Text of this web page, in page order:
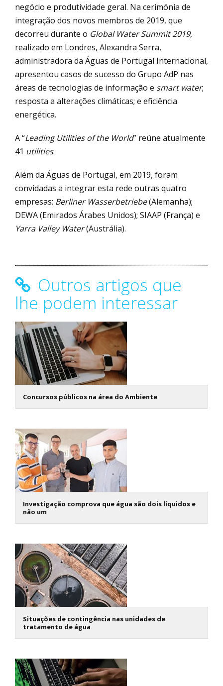
negócio e produtividade geral. Na cerimónia de
integração dos novos membros de 2019, que
decorreu durante o Global Water Summit 2019,
realizado em Londres, Alexandra Serra,
administradora da Águas de Portugal Internacional,
apresentou casos de sucesso do Grupo AdP nas
áreas de tecnologias de informação e smart water;
resposta a alterações climáticas; e eficiência
energética.
A “Leading Utilities of the World” reúne atualmente
41 utilities.
Além da Águas de Portugal, em 2019, foram
convidadas a integrar esta rede outras quatro
empresas: Berliner Wasserbetriebe(Alemanha);
DEWA (Emirados Árabes Unidos); SIAAP (França) e
Yarra Valley Water(Austrália).
Outros artigos que
lhe podem interessar
Concursos públicos na área do Ambiente
Investigação comprova que água são dois líquidos e
não um
Situações de contingência nas unidades de
tratamento de água